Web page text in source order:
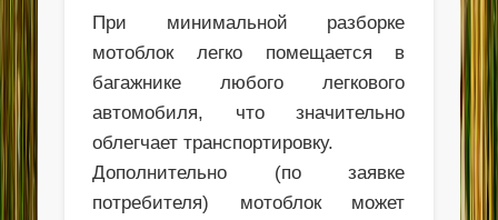
При минимальной разборке
мотоблок легко помещается в
багажнике любого легкового
автомобиля, что значительно
облегчает транспортировку.
Дополнительно (по заявке
потребителя) мотоблок может